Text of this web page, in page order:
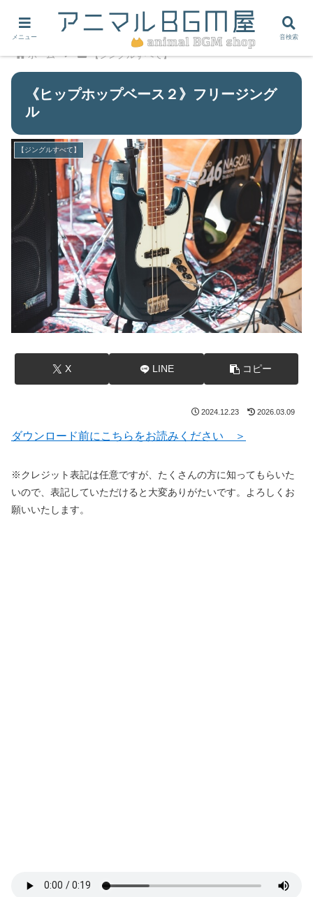
ホーム 【ジングルすべて】
《ヒップホップベース２》フリージング
ル
【ジングルすべて】
X LINE コピー
2024.12.23 2026.03.09
ダウンロード前にこちらをお読みください ＞
※クレジット表記は任意ですが、たくさんの方に知ってもらいた
いので、表記していただけると大変ありがたいです。よろしくお
願いいたします。
メニュー 音検索